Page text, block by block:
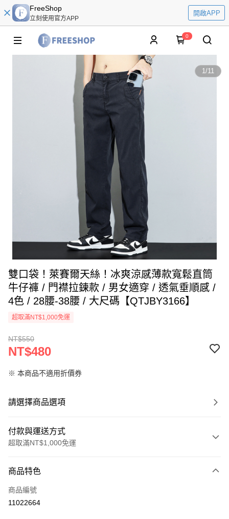
FreeShop
立刻使用官方APP
開啟APP
0
1/11
雙口袋！萊賽爾天絲！冰爽涼感薄款寬鬆直筒
牛仔褲 / 門襟拉鍊款 / 男女適穿 / 透氣垂順感 /
4色 / 28腰-38腰 / 大尺碼【QTJBY3166】
超取滿NT$1,000免運
NT$550
NT$480
※ 本商品不適用折價券
請選擇商品選項
付款與運送方式
超取滿NT$1,000免運
信用卡一次付款
超商取貨付款
商品特色
商品編號
11022664